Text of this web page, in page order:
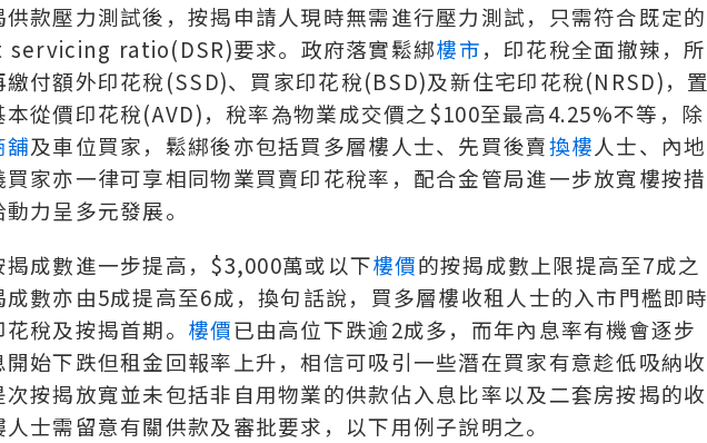
供款壓力測試後，按揭申請人現時無需進行壓力測試，只需符合既定的
servicing ratio(DSR)要求。政府落實鬆綁樓市，印花稅全面撤辣，所
付額外印花稅(SSD)、買家印花稅(BSD)及新住宅印花稅(NRSD)，置
從價印花稅(AVD)，稅率為物業成交價之$100至最高4.25%不等，除
舖及車位買家，鬆綁後亦包括買多層樓人士、先買後賣換樓人士、內地
家亦一律可享相同物業買賣印花稅率，配合金管局進一步放寬樓按措
力呈多元發展。
成數進一步提高，$3,000萬或以下樓價的按揭成數上限提高至7成之
數亦由5成提高至6成，換句話說，買多層樓收租人士的入市門檻即時
稅及按揭首期。 樓價已由高位下跌逾2成多，而年內息率有機會逐步
始下跌但租金回報率上升，相信可吸引一些潛在買家有意趁低吸納收
按揭放寬並未包括非自用物業的供款佔入息比率以及二套房按揭的收
士需留意有關供款及審批要求，以下用例子說明之。